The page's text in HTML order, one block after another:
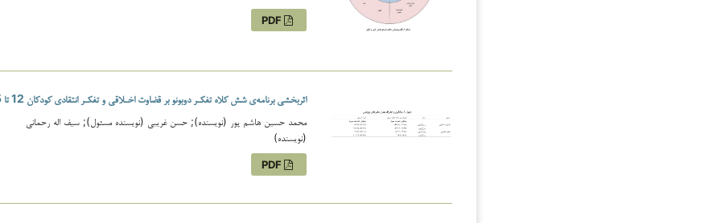
اثربخشی برنامه‌ی شش کلاه تفکـر دوبونو بر قضاوت اخـلاقی و تفکـر انتقادی کودکان 12 تا 15 سال
محمد حسین هاشم پور (نویسنده); حسن غریبی (نویسنده مسئول); سیف اله رحمانی
(نویسنده)